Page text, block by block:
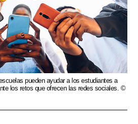
pueden ayudar a los estudiantes a
los retos que ofrecen las redes sociales. ©